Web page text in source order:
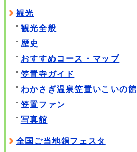
観光
観光全般
歴史
おすすめコース・マップ
笠置寺ガイド
わかさぎ温泉笠置いこいの館
笠置ファン
写真館
全国ご当地鍋フェスタ